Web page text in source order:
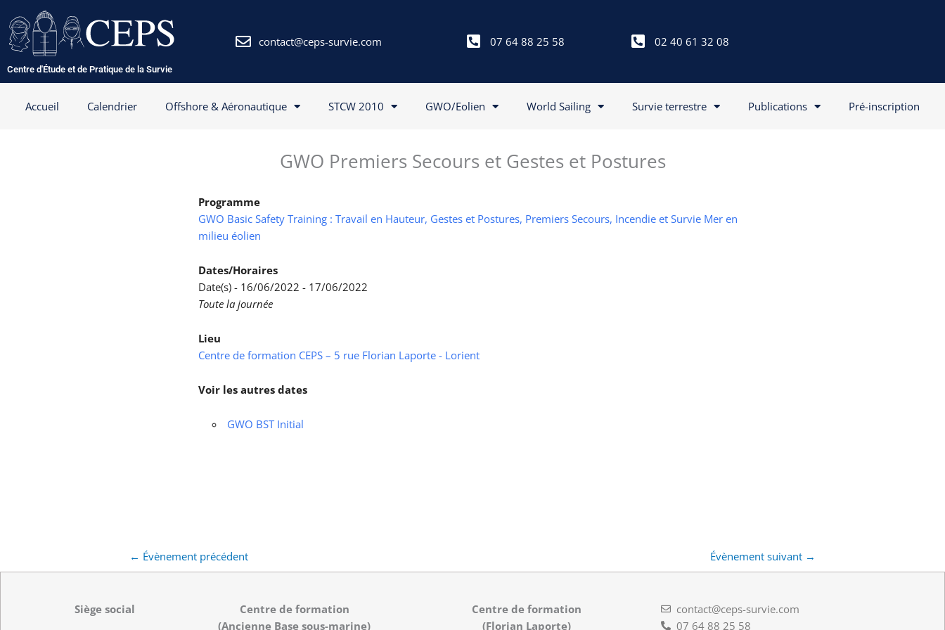
au
contenu
Centre d'Étude et de Pratique de la Survie
contact@ceps-survie.com 07 64 88 25 58 02 40 61 32 08
Accueil Calendrier Offshore & Aéronautique STCW 2010 GWO/Eolien World Sailing Survie terrestre Publications Pré-inscription
GWO Premiers Secours et Gestes et Postures
Programme
GWO Basic Safety Training : Travail en Hauteur, Gestes et Postures, Premiers Secours, Incendie et Survie Mer en
milieu éolien
Dates/Horaires
Date(s) - 16/06/2022 - 17/06/2022
Toute la journée
Lieu
Centre de formation CEPS – 5 rue Florian Laporte - Lorient
Voir les autres dates
GWO BST Initial
← Évènement précédent Évènement suivant →
Siège social
Centre de formation
(Ancienne Base sous-marine)
Centre de formation
(Florian Laporte)
contact@ceps-survie.com
07 64 88 25 58